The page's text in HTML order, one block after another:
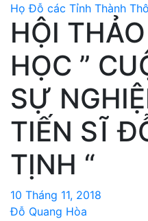
Họ Đỗ các Tỉnh Thành
HỘI
HỌC ”
SỰ
TIẾN SĨ
TỊNH “
10 Tháng 11, 2018
Đỗ Quang Hòa